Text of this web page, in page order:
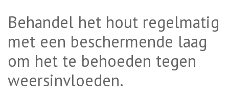
Behandel het hout regelmatig
met een beschermende laag
om het te behoeden tegen
weersinvloeden.